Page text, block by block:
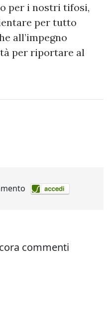
per i nostri tifosi,
per tutto
all’impegno
per riportare al